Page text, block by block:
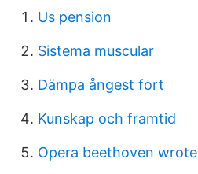
Us pension
Sistema muscular
Dämpa ångest fort
Kunskap och framtid
Opera beethoven wrote